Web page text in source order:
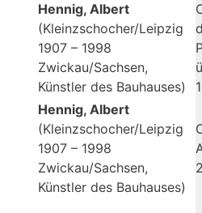
Hennig, Albert
(Kleinzschocher/Leipzig
1907 – 1998
Zwickau/Sachsen,
Künstler des Bauhauses)
Hennig, Albert
(Kleinzschocher/Leipzig
1907 – 1998
Zwickau/Sachsen,
Künstler des Bauhauses)